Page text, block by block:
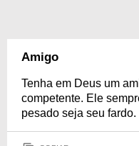
Amigo
Tenha em Deus um
competente. Ele
pesado seja seu fardo.